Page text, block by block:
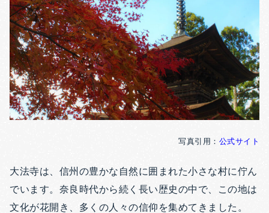
写真引用： 公式サイト
大法寺は、信州の豊かな自然に囲まれた小さな村に佇ん
でいます。奈良時代から続く長い歴史の中で、この地は
文化が花開き、多くの人々の信仰を集めてきました。